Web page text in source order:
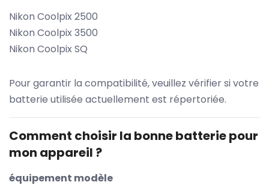
Nikon Coolpix 2500
Nikon Coolpix 3500
Nikon Coolpix SQ
Pour garantir la compatibilité, veuillez vérifier si votre
batterie utilisée actuellement est répertoriée.
Comment choisir la bonne batterie pour
mon appareil ?
équipement modèle